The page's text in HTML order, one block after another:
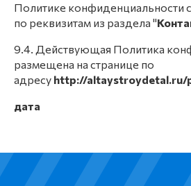
Политике конфиденциальности
по реквизитам из раздела "
9.4. Действующая Политика
размещена на странице по
адресу http://altaystroydetal.ru/
дата